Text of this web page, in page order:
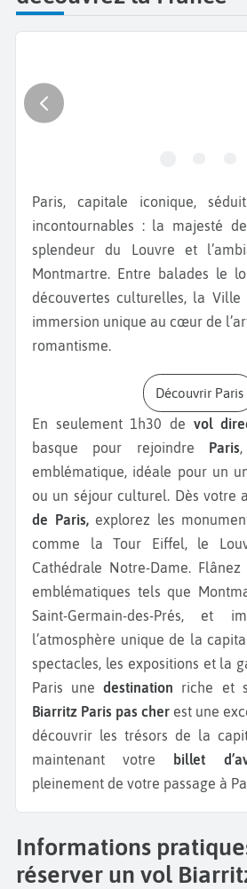
Paris, capitale iconique, séduit par ses trésors
incontournables : la majesté
splendeur du Louvre et
Montmartre. Entre balades le
découvertes culturelles, la Ville
immersion unique au cœur de
romantisme.
Découvrir Paris
En seulement 1h30 de vol
basque pour rejoindre
Paris
emblématique, idéale pour un
ou un séjour culturel. Dès votre
de Paris,explorez les
comme la Tour Eiffel, le
Cathédrale Notre-Dame.
emblématiques tels que
Saint-Germain-des-Prés, et
l’atmosphère unique de la
spectacles, les expositions et la
Paris une destination riche et
Biarritz Paris pas cher est une
découvrir les trésors de la
maintenant votre
billet
pleinement de votre passage à
Informations
réserver un vol